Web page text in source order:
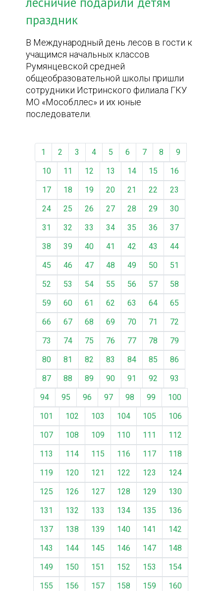
праздник
В Международный день лесов в гости к
учащимся начальных классов
Румянцевской средней
общеобразовательной школы пришли
сотрудники Истринского филиала ГКУ
МО «Мособллес» и их юные
последователи.
1 2 3 4 5 6 7 8
9
10
11 12 13 14 15
16
17
18 19 20 21 22
23
24
25 26 27 28 29
30
31
32 33 34 35 36
37
38
39 40 41 42 43
44
45
46 47 48 49 50
51
52
53 54 55 56 57
58
59
60 61 62 63 64
65
66
67 68 69 70 71
72
73
74 75 76 77 78
79
80
81 82 83 84 85
86
87
88 89 90 91 92
93
94
95 96 97 98 99
100
101
102 103 104 105
106
107
108 109 110 111
112
113
114 115 116 117
118
119
120 121 122 123
124
125
126 127 128 129
130
131
132 133 134 135
136
137
138 139 140 141
142
143
144 145 146 147
148
149
150 151 152 153
154
155
156 157 158 159
160